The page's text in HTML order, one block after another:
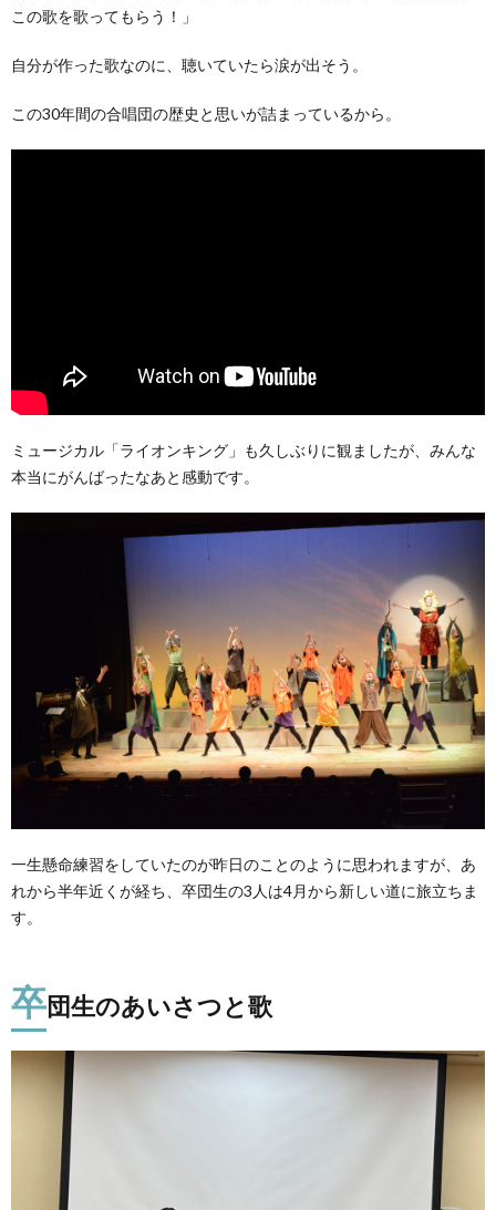
この歌を歌ってもらう！」
自分が作った歌なのに、聴いていたら涙が出そう。
この30年間の合唱団の歴史と思いが詰まっているから。
ミュージカル「ライオンキング」も久しぶりに観ましたが、みんな
本当にがんばったなあと感動です。
一生懸命練習をしていたのが昨日のことのように思われますが、あ
れから半年近くが経ち、卒団生の3人は4月から新しい道に旅立ちま
す。
卒団生のあいさつと歌